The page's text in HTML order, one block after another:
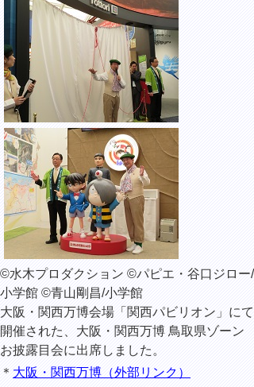
©水木プロダクション ©パピエ・谷口ジロー/
小学館 ©青山剛昌/小学館
大阪・関西万博会場「関西パビリオン」にて
開催された、大阪・関西万博 鳥取県ゾーン
お披露目会に出席しました。
＊ 大阪・関西万博（外部リンク）